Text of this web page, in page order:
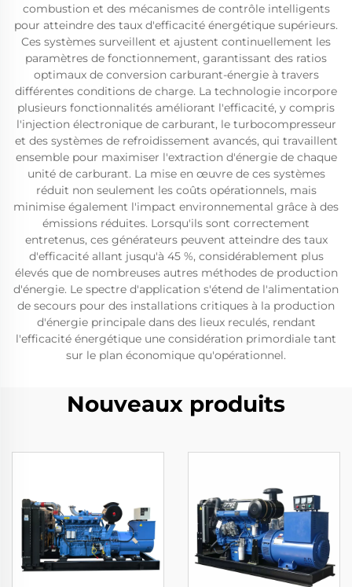
combustion et des mécanismes de contrôle intelligents
pour atteindre des taux d'efficacité énergétique supérieurs.
Ces systèmes surveillent et ajustent continuellement les
paramètres de fonctionnement, garantissant des ratios
optimaux de conversion carburant-énergie à travers
différentes conditions de charge. La technologie incorpore
plusieurs fonctionnalités améliorant l'efficacité, y compris
l'injection électronique de carburant, le turbocompresseur
et des systèmes de refroidissement avancés, qui travaillent
ensemble pour maximiser l'extraction d'énergie de chaque
unité de carburant. La mise en œuvre de ces systèmes
réduit non seulement les coûts opérationnels, mais
minimise également l'impact environnemental grâce à des
émissions réduites. Lorsqu'ils sont correctement
entretenus, ces générateurs peuvent atteindre des taux
d'efficacité allant jusqu'à 45 %, considérablement plus
élevés que de nombreuses autres méthodes de production
d'énergie. Le spectre d'application s'étend de l'alimentation
de secours pour des installations critiques à la production
d'énergie principale dans des lieux reculés, rendant
l'efficacité énergétique une considération primordiale tant
sur le plan économique qu'opérationnel.
Nouveaux produits